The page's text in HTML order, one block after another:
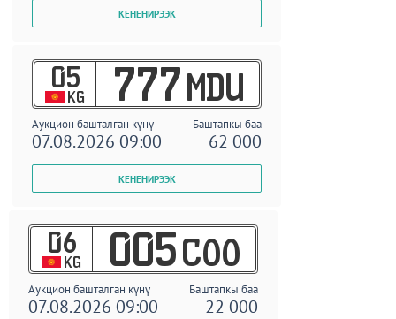
05
KG 777 MDU
Аукцион башталган күнү Баштапкы баа
07.08.2026 09:00 62 000
06
KG 005 COO
Аукцион башталган күнү Баштапкы баа
07.08.2026 09:00 22 000